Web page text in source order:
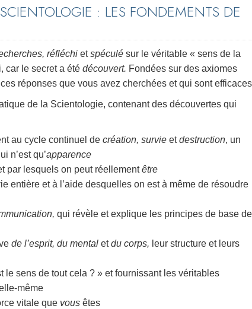
: LES FONDEMENTS DE
réfléchi etspéculé sur le véritable « sens de la
car le secret a été découvert. Fondées sur des axiomes
réponses que vous avez cherchées et qui sont
de la Scientologie, contenant des découvertes qui
au cycle continuel de création, survie etdestruction, un
n’est qu’apparence
par lesquels on peut réellementêtre
entière et à l’aide desquelles on est à même de résoudre
qui révèle et explique les principes de base
de l’esprit, du mental etdu corps, leur structure et leurs
le sens de tout cela ? » et fournissant les véritables
même
vitale que vous êtes